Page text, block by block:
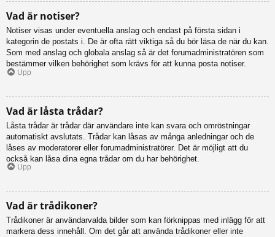
Vad är notiser?
Notiser visas under eventuella anslag och endast på första sidan i
kategorin de postats i. De är ofta rätt viktiga så du bör läsa de när du kan.
Som med anslag och globala anslag så är det forumadministratören som
bestämmer vilken behörighet som krävs för att kunna posta notiser.
Upp
Vad är låsta trådar?
Låsta trådar är trådar där användare inte kan svara och omröstningar
automatiskt avslutats. Trådar kan låsas av många anledningar och de
låses av moderatorer eller forumadministratörer. Det är möjligt att du
också kan låsa dina egna trådar om du har behörighet.
Upp
Vad är trådikoner?
Trådikoner är användarvalda bilder som kan förknippas med inlägg för att
markera dess innehåll. Om det går att använda trådikoner eller inte